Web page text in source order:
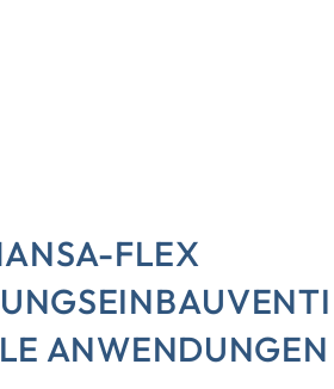
FLEX
ANWENDUNGEN